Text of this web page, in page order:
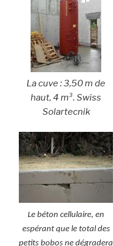
La cuve : 3,50 m de
haut, 4 m³. Swiss
Solartecnik
Le béton cellulaire, en
espérant que le total des
petits bobos ne dégradera